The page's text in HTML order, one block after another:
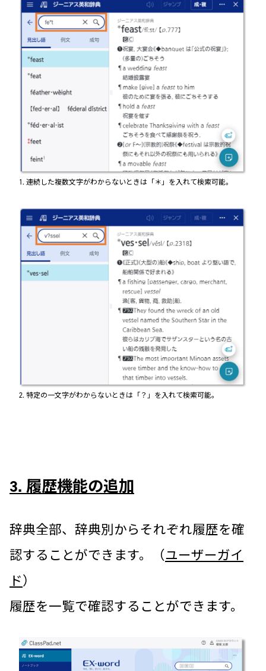
1. 連続した複数文字がわからないときは「＊」を入れて検索可能。
2. 特定の一文字がわからないときは「？」を入れて検索可能。
3. 履歴機能の追加
辞典全部、辞典別からそれぞれ履歴を確
認することができます。（ユーザーガイ
ド）
履歴を一覧で確認することができます。